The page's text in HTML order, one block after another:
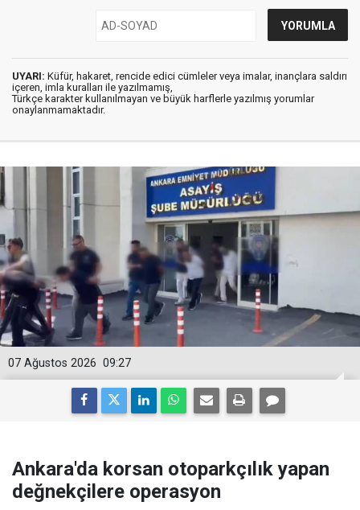
UYARI: Küfür, hakaret, rencide edici cümleler veya imalar, inançlara saldırı
içeren, imla kuralları ile yazılmamış,
Türkçe karakter kullanılmayan ve büyük harflerle yazılmış yorumlar
onaylanmamaktadır.
09:27
07 Ağustos 2026
Ankara'da korsan otoparkçılık yapan
değnekçilere operasyon